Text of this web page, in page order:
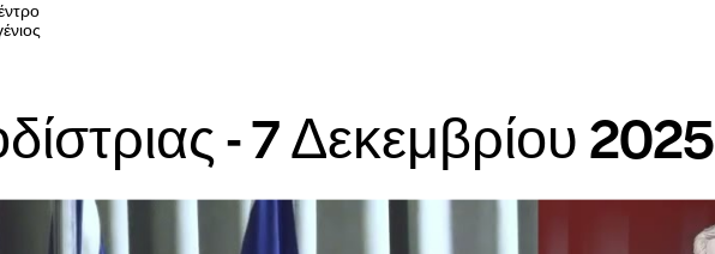
- 7 Δεκεμβρίου 2025